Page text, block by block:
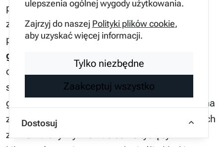
ulepszenia ogólnej wygody użytkowania.
Zajrzyj do naszej Polityki plików cookie,
aby uzyskać więcej informacji.
Tylko niezbędne
Zaakceptuj wszystko
Dostosuj
pozorna oszczędność, która szybko mści się
zapchanymi wtryskiwaczami i uszkodzoną
pompą wysokiego ciśnienia.Instalacje
gazowe LPG
odpowiedniego wystrojenia map paliwowych,
są jednym z głównych winowajców wypalania
gniazd zaworowych i problemów z zapłonem na
zimnym silniku. Istnieje mit, że świece w autach
z LPG należy wymieniać co 10 tysięcy